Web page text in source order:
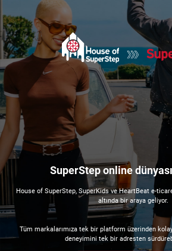
SuperStep online
House of SuperStep, SuperKids ve HeartBeat e-
altında bir araya geliyor.
Tüm markalarımıza tek bir platform üzerinden
deneyimini tek bir adresten